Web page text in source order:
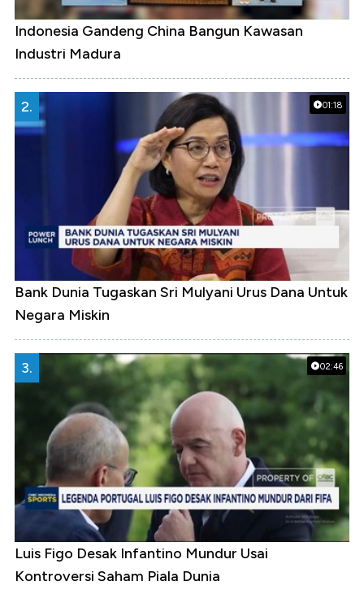
Indonesia Gandeng China Bangun Kawasan
Industri Madura
01:18
2.
Bank Dunia Tugaskan Sri Mulyani Urus Dana Untuk
Negara Miskin
02:46
3.
Luis Figo Desak Infantino Mundur Usai
Kontroversi Saham Piala Dunia